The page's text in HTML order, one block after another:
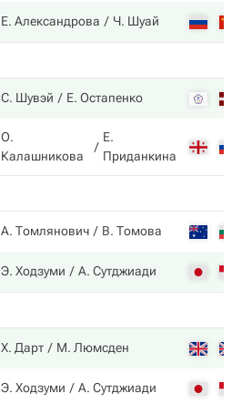
Е. Александрова Ч. Шуай
С. Шувэй Е. Остапенко
О.
Калашникова
Е.
Приданкина
А. Томлянович В. Томова
Э. Ходзуми А. Сутджиади
Х. Дарт М. Люмсден
Э. Ходзуми А. Сутджиади